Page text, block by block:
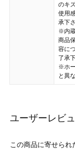
のキ
使用
承下
※内
商品
容に
了承
※ホ
と異
ユーザーレビ
この商品に寄せられ